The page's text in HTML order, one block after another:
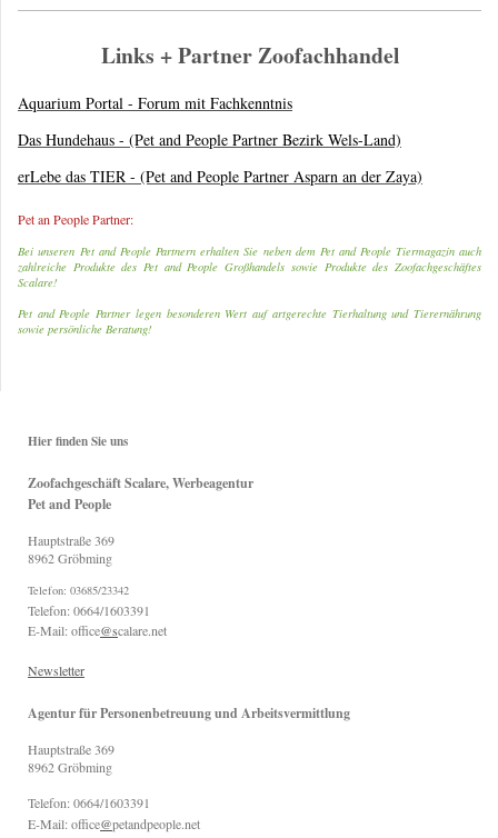
Links + Partner Zoofachhandel
Aquarium Portal - Forum mit Fachkenntnis
Das Hundehaus - (Pet and People Partner Bezirk Wels-Land)
erLebe das TIER - (Pet and People Partner Asparn an der Zaya)
Pet an People Partner:
Bei unseren Pet and People Partnern erhalten Sie neben dem Pet and People Tiermagazin auch
zahlreiche Produkte des Pet and People Großhandels sowie Produkte des Zoofachgeschäftes
Scalare!
Pet and People Partner legen besonderen Wert auf artgerechte Tierhaltung und Tierernährung
sowie persönliche Beratung!
Hier finden Sie uns
Zoofachgeschäft Scalare, Werbeagentur
Pet and People
Hauptstraße369
8962Gröbming
Telefon: 03685/23342
Telefon: 0664/1603391
E-Mail: office@scalare.net
Newsletter
Agentur für Personenbetreuung und Arbeitsvermittlung
Hauptstraße369
8962Gröbming
Telefon: 0664/1603391
E-Mail: office@petandpeople.net